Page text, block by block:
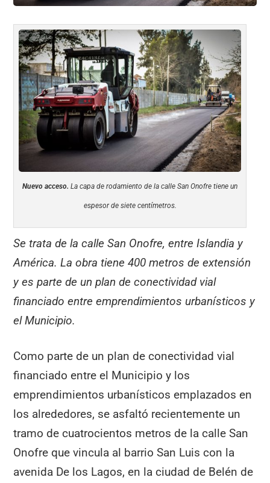
Nuevo acceso. La capa de rodamiento de la calle San Onofre tiene un
espesor de siete centímetros.
Se trata de la calle San Onofre, entre Islandia y
América. La obra tiene 400 metros de extensión
y es parte de un plan de conectividad vial
financiado entre emprendimientos urbanísticos y
el Municipio.
Como parte de un plan de conectividad vial
financiado entre el Municipio y los
emprendimientos urbanísticos emplazados en
los alrededores, se asfaltó recientemente un
tramo de cuatrocientos metros de la calle San
Onofre que vincula al barrio San Luis con la
avenida De los Lagos, en la ciudad de Belén de